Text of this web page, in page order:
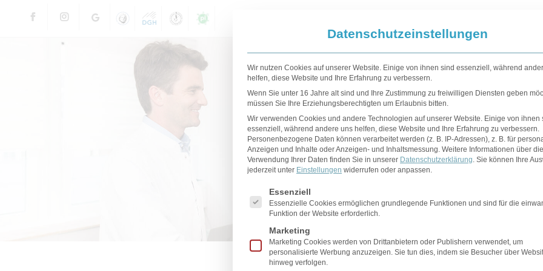
Halsstraffung
Datenschutzeinstellungen
Wir nutzen Cookies auf unserer Website. Einige von ihnen sind essenziell, während
helfen, diese Website und Ihre Erfahrung zu verbessern.
Wenn Sie unter 16 Jahre alt sind und Ihre Zustimmung zu freiwilligen Diensten geben
müssen Sie Ihre Erziehungsberechtigten um Erlaubnis bitten.
Wir verwenden Cookies und andere Technologien auf unserer Website. Einige von ihnen
essenziell, während andere uns helfen, diese Website und Ihre Erfahrung zu verbessern.
Personenbezogene Daten können verarbeitet werden (z. B. IP-Adressen), z. B. für
Anzeigen und Inhalte oder Anzeigen- und Inhaltsmessung. Weitere Informationen über die
Verwendung Ihrer Daten finden Sie in unserer Datenschutzerklärung. Sie können Ihre
jederzeit unter Einstellungen widerrufen oder anpassen.
Es folgt eine Liste der Service-Gruppen, für die eine Einwilligung erteilt
Essenziell
Essenzielle Cookies ermöglichen grundlegende Funktionen und sind für die
Funktion der Website erforderlich.
Marketing
Marketing Cookies werden von Drittanbietern oder Publishern verwendet, um
personalisierte Werbung anzuzeigen. Sie tun dies, indem sie Besucher über
hinweg verfolgen.